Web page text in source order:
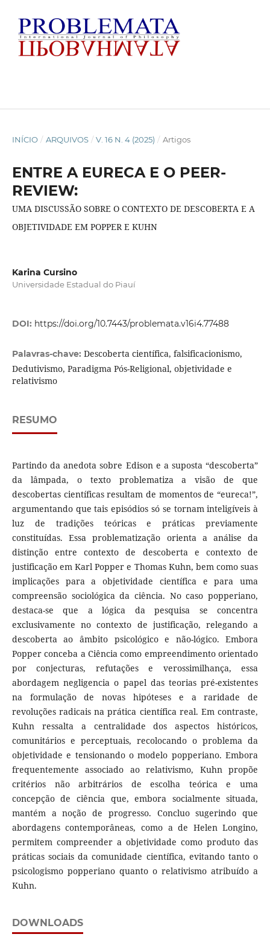
INÍCIO / ARQUIVOS / V. 16 N. 4 (2025) / Artigos
ENTRE A EURECA E O PEER-
REVIEW:
UMA DISCUSSÃO SOBRE O CONTEXTO DE DESCOBERTA E A
OBJETIVIDADE EM POPPER E KUHN
Karina Cursino
Universidade Estadual do Piauí
DOI: https://doi.org/10.7443/problemata.v16i4.77488
Palavras-chave: Descoberta científica, falsificacionismo,
Dedutivismo, Paradigma Pós-Religional, objetividade e
relativismo
RESUMO
Partindo da anedota sobre Edison e a suposta “descoberta”
da lâmpada, o texto problematiza a visão de que
descobertas científicas resultam de momentos de “eureca!”,
argumentando que tais episódios só se tornam inteligíveis à
luz de tradições teóricas e práticas previamente
constituídas. Essa problematização orienta a análise da
distinção entre contexto de descoberta e contexto de
justificação em Karl Popper e Thomas Kuhn, bem como suas
implicações para a objetividade científica e para uma
compreensão sociológica da ciência. No caso popperiano,
destaca-se que a lógica da pesquisa se concentra
exclusivamente no contexto de justificação, relegando a
descoberta ao âmbito psicológico e não-lógico. Embora
Popper conceba a Ciência como empreendimento orientado
por conjecturas, refutações e verossimilhança, essa
abordagem negligencia o papel das teorias pré-existentes
na formulação de novas hipóteses e a raridade de
revoluções radicais na prática científica real. Em contraste,
Kuhn ressalta a centralidade dos aspectos históricos,
comunitários e perceptuais, recolocando o problema da
objetividade e tensionando o modelo popperiano. Embora
frequentemente associado ao relativismo, Kuhn propõe
critérios não arbitrários de escolha teórica e uma
concepção de ciência que, embora socialmente situada,
mantém a noção de progresso. Concluo sugerindo que
abordagens contemporâneas, como a de Helen Longino,
permitem compreender a objetividade como produto das
práticas sociais da comunidade científica, evitando tanto o
psicologismo popperiano quanto o relativismo atribuído a
Kuhn.
DOWNLOADS